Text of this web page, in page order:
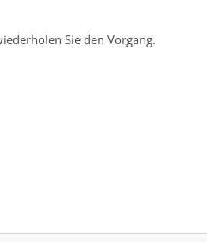
Sie den Vorgang.